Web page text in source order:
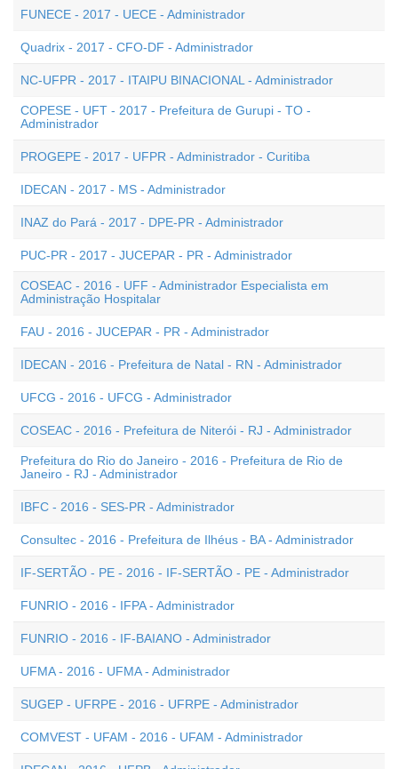
FUNECE - 2017 - UECE - Administrador
Quadrix - 2017 - CFO-DF - Administrador
NC-UFPR - 2017 - ITAIPU BINACIONAL - Administrador
COPESE - UFT - 2017 - Prefeitura de Gurupi - TO -
Administrador
PROGEPE - 2017 - UFPR - Administrador - Curitiba
IDECAN - 2017 - MS - Administrador
INAZ do Pará - 2017 - DPE-PR - Administrador
PUC-PR - 2017 - JUCEPAR - PR - Administrador
COSEAC - 2016 - UFF - Administrador Especialista em
Administração Hospitalar
FAU - 2016 - JUCEPAR - PR - Administrador
IDECAN - 2016 - Prefeitura de Natal - RN - Administrador
UFCG - 2016 - UFCG - Administrador
COSEAC - 2016 - Prefeitura de Niterói - RJ - Administrador
Prefeitura do Rio do Janeiro - 2016 - Prefeitura de Rio de
Janeiro - RJ - Administrador
IBFC - 2016 - SES-PR - Administrador
Consultec - 2016 - Prefeitura de Ilhéus - BA - Administrador
IF-SERTÃO - PE - 2016 - IF-SERTÃO - PE - Administrador
FUNRIO - 2016 - IFPA - Administrador
FUNRIO - 2016 - IF-BAIANO - Administrador
UFMA - 2016 - UFMA - Administrador
SUGEP - UFRPE - 2016 - UFRPE - Administrador
COMVEST - UFAM - 2016 - UFAM - Administrador